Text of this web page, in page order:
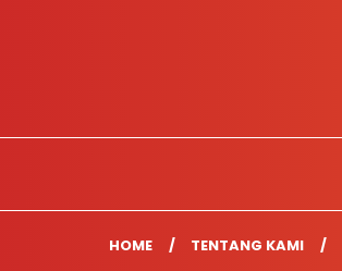
HOME TENTANG KAMI